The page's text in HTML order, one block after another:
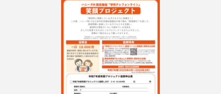
ツォウ・シーチン
ツーリストファミリー デュオ 1/2のピアニスト
トム・ヒドルストン
トルコ ドイツ